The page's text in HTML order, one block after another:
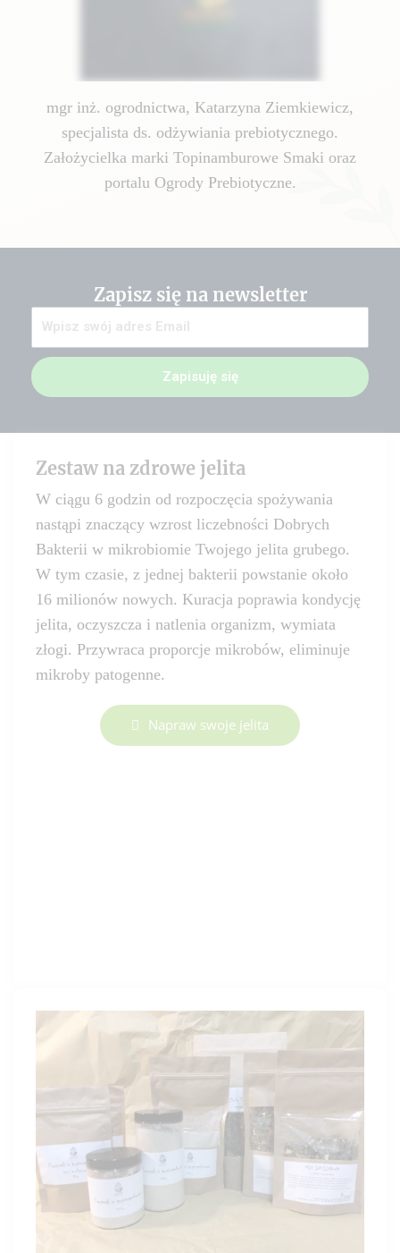
mgr inż. ogrodnictwa, Katarzyna Ziemkiewicz,
specjalista ds. odżywiania prebiotycznego.
Założycielka marki Topinamburowe Smaki oraz
portalu Ogrody Prebiotyczne.
Zapisz się na newsletter
Zapisuję się
Zestaw na zdrowe jelita
W ciągu 6 godzin od rozpoczęcia spożywania
nastąpi znaczący wzrost liczebności Dobrych
Bakterii w mikrobiomie Twojego jelita grubego.
W tym czasie, z jednej bakterii powstanie około
16 milionów nowych. Kuracja poprawia kondycję
jelita, oczyszcza i natlenia organizm, wymiata
złogi. Przywraca proporcje mikrobów, eliminuje
mikroby patogenne.
Napraw swoje jelita